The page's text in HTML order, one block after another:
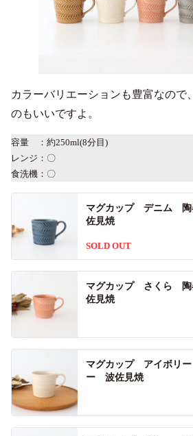
カラーバリエーションも豊富なので
のもいいですよ。
容量 ：約250ml(8分目)
レンジ：〇
食洗機：〇
マグカップ デニム
佐見焼
SOLD OUT
マグカップ さくら
佐見焼
マグカップ アイボリ
ー 波佐見焼